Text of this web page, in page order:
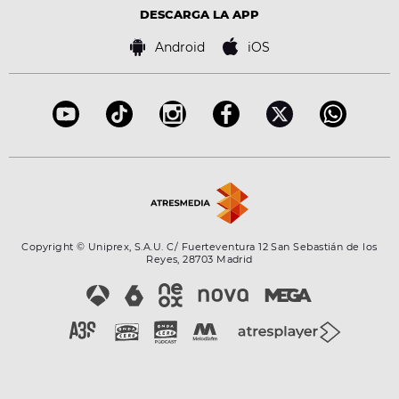
Bases de concursos
DESCARGA LA APP
Android iOS
Copyright © Uniprex, S.A.U. C/ Fuerteventura 12 San Sebastián de los
Reyes, 28703 Madrid